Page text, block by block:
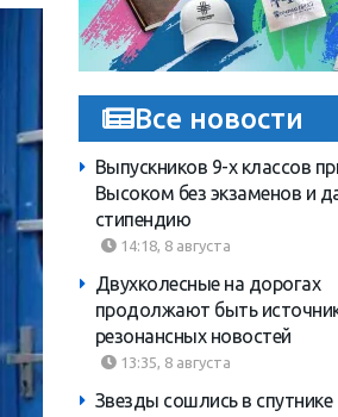
Все новости
Выпускников 9-х классов
Высоком без экзаменов и
стипендию
14:18, 8 августа
Двухколесные на дорогах
продолжают быть
резонансных новостей
13:35, 8 августа
Звезды сошлись в спутнике